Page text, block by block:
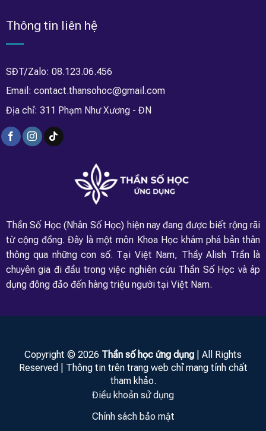
Thần Số Học (Nhân Số Học) hiện nay đang được biết rộng rãi
từ cộng đồng. Đây là một môn Khoa Học khám phá bản thân
thông qua những con số. Tại Việt Nam, Thầy Alish Trần là
chuyên gia đi đầu trong việc nghiên cứu Thần Số Học và áp
dụng đông đảo đến hàng triệu người tại Việt Nam.
Thông tin liên hệ
SĐT/Zalo: 08.123.06.456
Email: contact.thansohoc@gmail.com
Địa chỉ: 311 Phạm Như Xương - ĐN
Copyright © 2026 Thần số học ứng dụng | All Rights
Reserved | Thông tin trên trang web chỉ mang tính chất
tham khảo.
Điều khoản sử dụng
Chính sách bảo mật